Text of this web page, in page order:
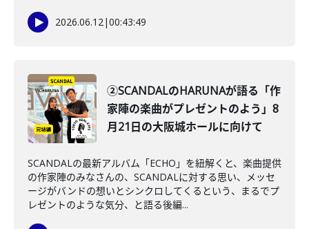
2026.06.12|00:43:49
②SCANDALのHARUNAが語る「作
家陣の楽曲がプレゼントのよう」8
月21日の大阪城ホールに向けて
SCANDALの最新アルバム「ECHO」を紐解くと、楽曲提供
の作家陣のみなさんの、SCANDALに対する思い、メッセ
ージがバンドの想いとシンクロしてくるという、まるでプ
レゼントのような気分、と語る後編...